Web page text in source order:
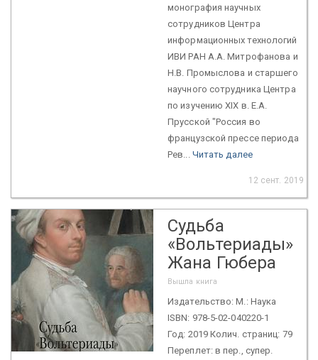
монография научных
сотрудников Центра
информационных технологий
ИВИ РАН А.А. Митрофанова и
Н.В. Промыслова и старшего
научного сотрудника Центра
по изучению XIX в. Е.А.
Прусской "Россия во
французской прессе периода
Рев... Читать далее
12 сент. 2019
Судьба
«Вольтериады»
Жана Гюбера
Вышла книга
Издательство: М.: Наука
ISBN: 978-5-02-040220-1
Год: 2019 Колич. страниц: 79
Переплет: в пер., супер.